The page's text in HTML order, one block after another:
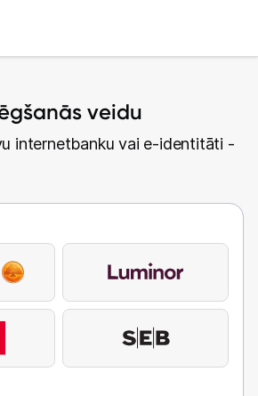
veidu
internetbanku vai e-identitāti -